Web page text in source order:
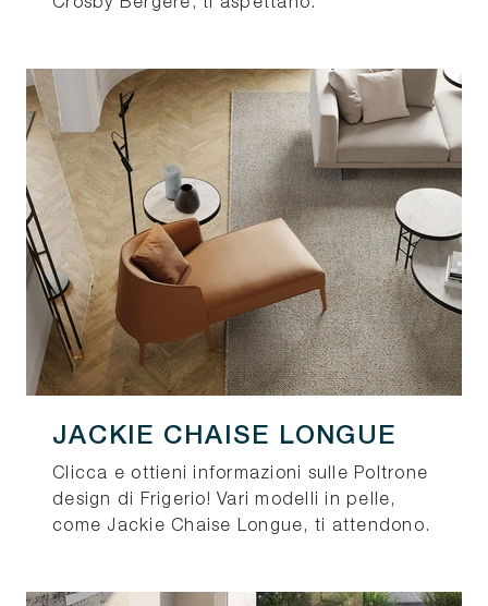
Crosby Bergere, ti aspettano.
JACKIE CHAISE LONGUE
Clicca e ottieni informazioni sulle Poltrone
design di Frigerio! Vari modelli in pelle,
come Jackie Chaise Longue, ti attendono.